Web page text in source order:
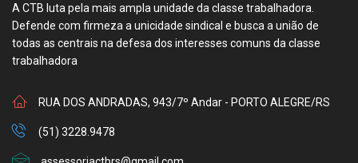
A CTB luta pela mais ampla unidade da classe trabalhadora.
Defende com firmeza a unicidade sindical e busca a união de
todas as centrais na defesa dos interesses comuns da classe
trabalhadora
RUA DOS ANDRADAS, 943/7º Andar - PORTO ALEGRE/RS
(51) 3228.9478